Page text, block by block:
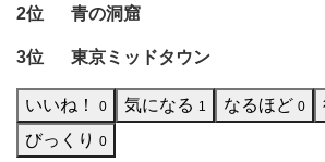
ラ
ン
ン
グ
2位 青の洞窟
3位 東京ミッドタウン
いいね！ 0 気になる 1 なるほど 0
びっくり 0